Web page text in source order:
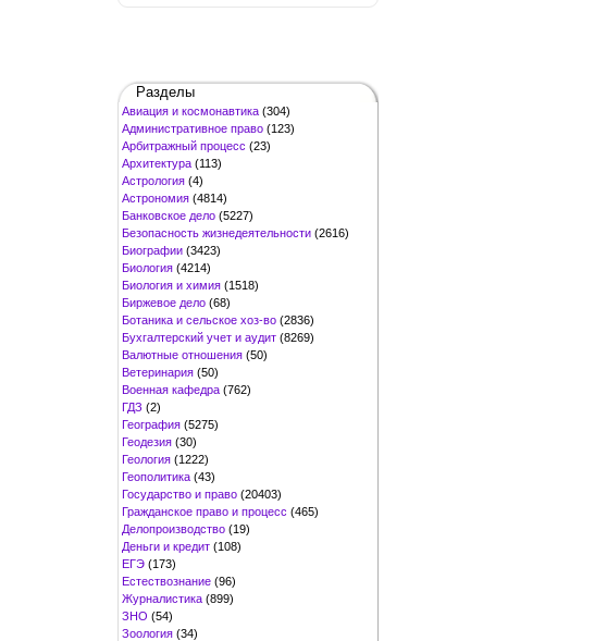
Разделы
Авиация и космонавтика (304)
Административное право (123)
Арбитражный процесс (23)
Архитектура (113)
Астрология (4)
Астрономия (4814)
Банковское дело (5227)
Безопасность жизнедеятельности (2616)
Биографии (3423)
Биология (4214)
Биология и химия (1518)
Биржевое дело (68)
Ботаника и сельское хоз-во (2836)
Бухгалтерский учет и аудит (8269)
Валютные отношения (50)
Ветеринария (50)
Военная кафедра (762)
ГДЗ (2)
География (5275)
Геодезия (30)
Геология (1222)
Геополитика (43)
Государство и право (20403)
Гражданское право и процесс (465)
Делопроизводство (19)
Деньги и кредит (108)
ЕГЭ (173)
Естествознание (96)
Журналистика (899)
ЗНО (54)
Зоология (34)